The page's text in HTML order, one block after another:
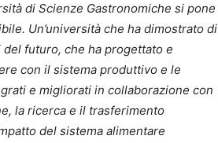
di Scienze Gastronomiche si pone
Un’università che ha dimostrato di
futuro, che ha progettato e
con il sistema produttivo e le
e migliorati in collaborazione con
la ricerca e il trasferimento
del sistema alimentare